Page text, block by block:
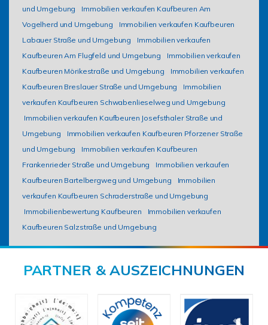
und Umgebung
Immobilien verkaufen Kaufbeuren Am
Vogelherd und Umgebung
Immobilien verkaufen Kaufbeuren
Labauer Straße und Umgebung
Immobilien verkaufen
Kaufbeuren Am Flugfeld und Umgebung
Immobilien verkaufen
Kaufbeuren Mörikestraße und Umgebung
Immobilien verkaufen
Kaufbeuren Breslauer Straße und Umgebung
Immobilien
verkaufen Kaufbeuren Schwabenlieselweg und Umgebung
Immobilien verkaufen Kaufbeuren Josefsthaler Straße und
Umgebung
Immobilien verkaufen Kaufbeuren Pforzener Straße
und Umgebung
Immobilien verkaufen Kaufbeuren
Frankenrieder Straße und Umgebung
Immobilien verkaufen
Kaufbeuren Bartelbergweg und Umgebung
Immobilien
verkaufen Kaufbeuren Schraderstraße und Umgebung
Immobilienbewertung Kaufbeuren
Immobilien verkaufen
Kaufbeuren Salzstraße und Umgebung
PARTNER & AUSZEICHNUNGEN